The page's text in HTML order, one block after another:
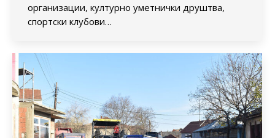
организации, културно уметнички друштва,
спортски клубови…